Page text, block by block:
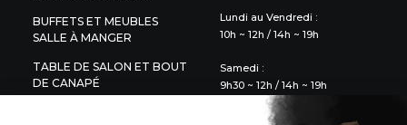
BUFFETS ET MEUBLES
SALLE À MANGER
TABLE DE SALON ET BOUT
DE CANAPÉ
Lundi au Vendredi :
10h ~ 12h / 14h ~ 19h
Samedi :
9h30 ~ 12h / 14h ~ 19h